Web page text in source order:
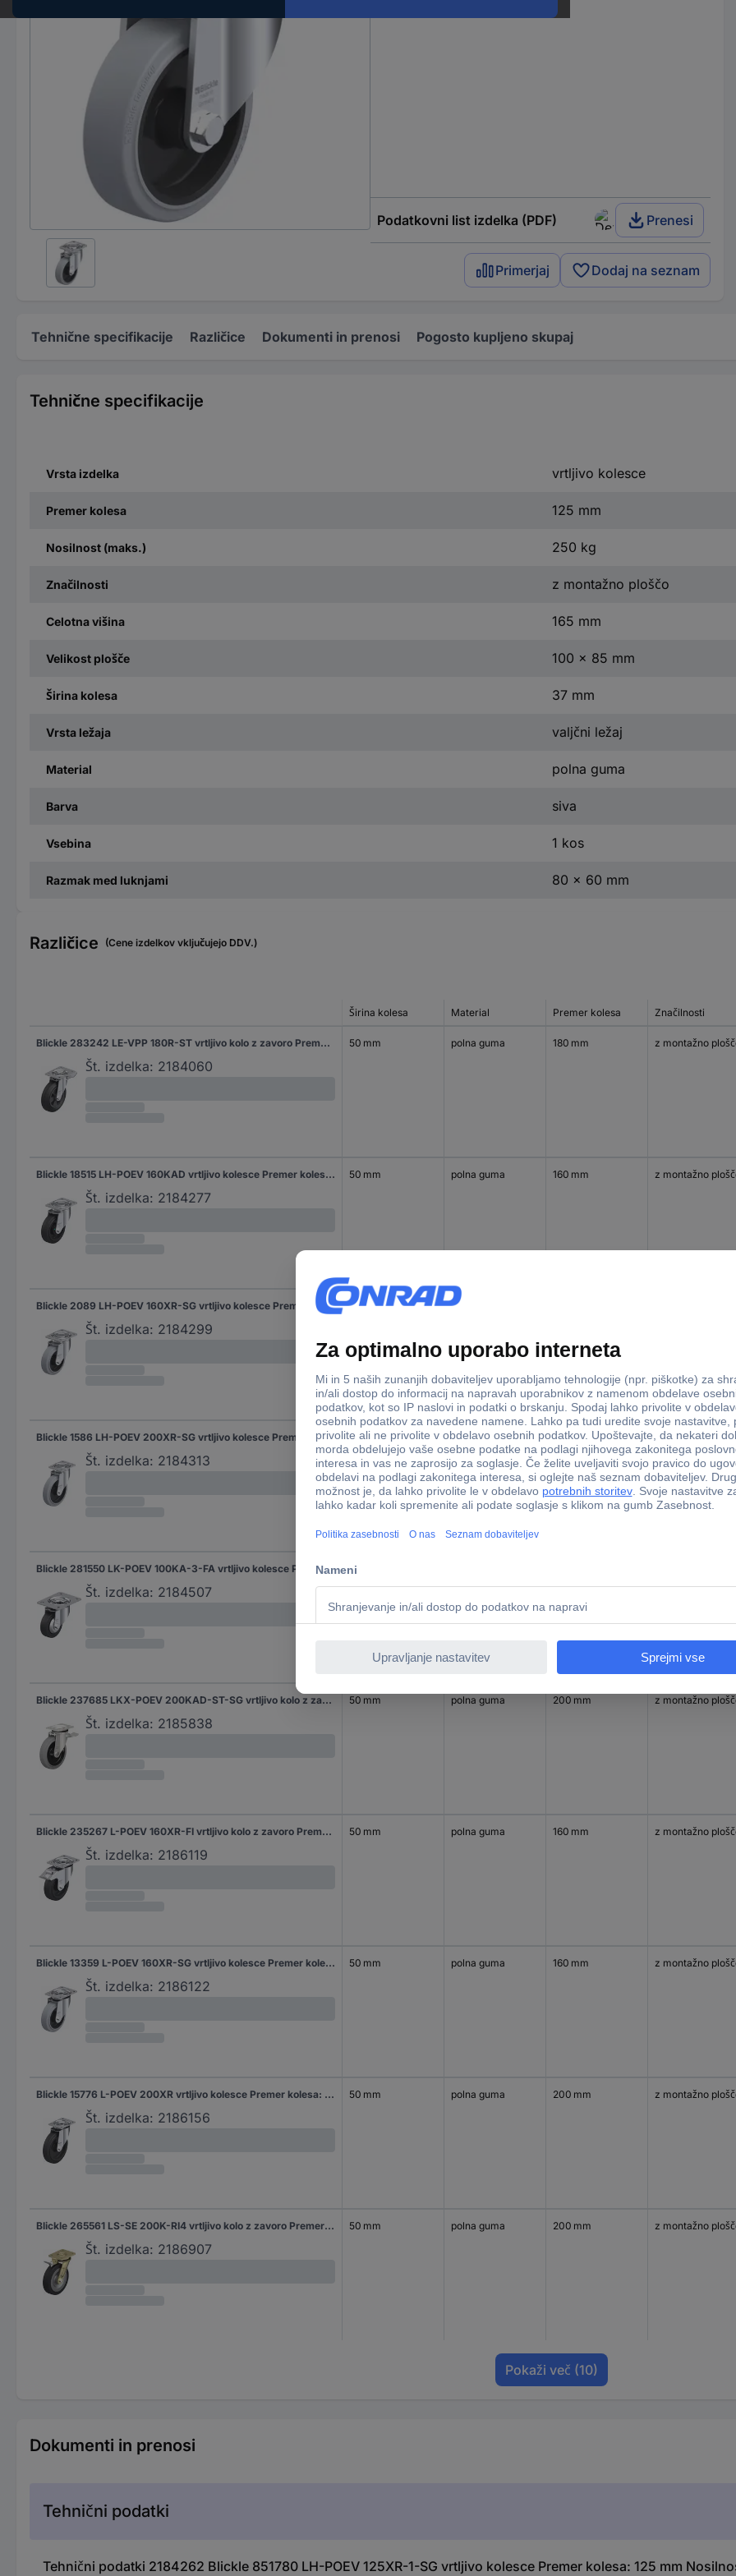
Podatkovni list izdelka (PDF) Prenesi
Primerjaj Dodaj na seznam
Tehnične specifikacije Različice Dokumenti in prenosi Pogosto kupljeno skupaj
Tehnične specifikacije
Vrsta izdelka vrtljivo kolesce
Premer kolesa 125 mm
Nosilnost (maks.) 250 kg
Značilnosti z montažno ploščo
Celotna višina 165 mm
Velikost plošče 100 x 85 mm
Širina kolesa 37 mm
Vrsta ležaja valjčni ležaj
Material polna guma
Barva siva
Vsebina 1 kos
Razmak med luknjami 80 x 60 mm
Različice (Cene izdelkov vključujejo DDV.)
Širina kolesa Material Premer kolesa Značilnosti
Blickle 283242 LE-VPP 180R-ST vrtljivo kolo z zavoro Premer kolesa: 180 mm Nosilnost (maks.): 170 kg 1 kos
Št. izdelka: 2184060
50 mm polna guma 180 mm z montažno
Blickle 18515 LH-POEV 160KAD vrtljivo kolesce Premer kolesa: 160 mm Nosilnost (maks.): 400 kg 1 kos
Št. izdelka: 2184277
50 mm polna guma 160 mm z montažno
Blickle 2089 LH-POEV 160XR-SG vrtljivo kolesce Premer kolesa: 160 mm Nosilnost (maks.): 400 kg 1 kos
Št. izdelka: 2184299
50 mm polna guma
Blickle 1586 LH-POEV 200XR-SG vrtljivo kolesce Premer kolesa: 200 mm Nosilnost (maks.): 500 kg 1 kos
Št. izdelka: 2184313
50 mm polna guma 200 mm z montažno
Blickle 281550 LK-POEV 100KA-3-FA vrtljivo kolesce Premer kolesa: 100 mm Nosilnost (maks.): 200 kg 1 kos
Št. izdelka: 2184507
32 mm
Blickle 237685 LKX-POEV 200KAD-ST-SG vrtljivo kolo z zavoro Premer kolesa: 200 mm Nosilnost (maks.): 500 kg 1 kos
Št. izdelka: 2185838
50 mm polna guma 200 mm z montažno
Blickle 235267 L-POEV 160XR-FI vrtljivo kolo z zavoro Premer kolesa: 160 mm Nosilnost (maks.): 400 kg 1 kos
Št. izdelka: 2186119
50 mm polna guma 160 mm z montažno
Blickle 13359 L-POEV 160XR-SG vrtljivo kolesce Premer kolesa: 160 mm Nosilnost (maks.): 400 kg 1 kos
Št. izdelka: 2186122
50 mm polna guma 160 mm z montažno
Blickle 15776 L-POEV 200XR vrtljivo kolesce Premer kolesa: 200 mm Nosilnost (maks.): 400 kg 1 kos
Št. izdelka: 2186156
50 mm polna guma 200 mm z montažno
Blickle 265561 LS-SE 200K-RI4 vrtljivo kolo z zavoro Premer kolesa: 200 mm Nosilnost (maks.): 600 kg 1 kos
Št. izdelka: 2186907
50 mm polna guma 200 mm z montažno
Pokaži več (10)
Dokumenti in prenosi
Tehnični podatki
Tehnični podatki 2184262 Blickle 851780 LH-POEV 125XR-1-SG vrtljivo kolesce Premer kolesa: 125 mm